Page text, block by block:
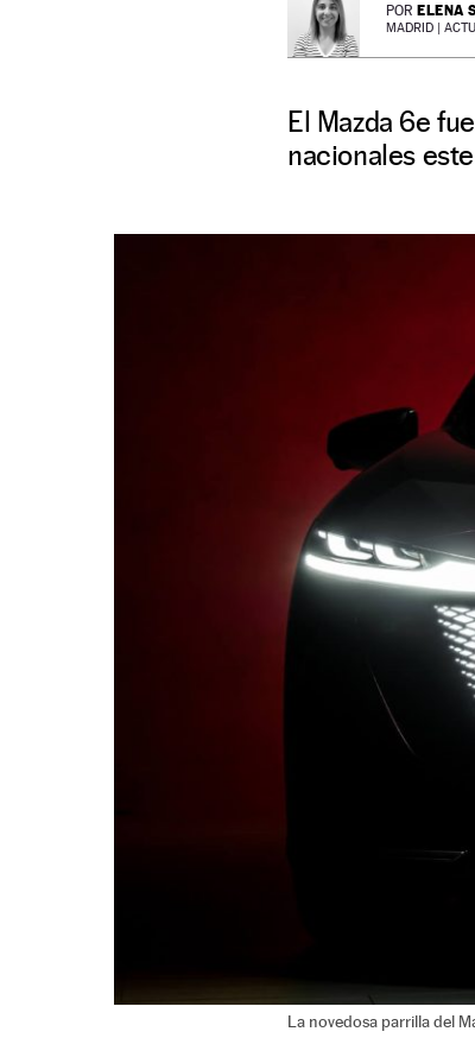
POR ELENA
MADRID |
El Mazda 6e
nacionales
La novedosa parrilla del